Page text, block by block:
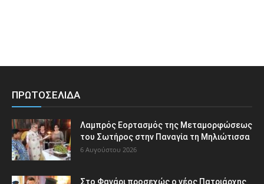
ΠΡΩΤΟΣΕΛΙΔΑ
Λαμπρός Εορτασμός της Μεταμορφώσεως
του Σωτήρος στην Παναγία τη Μηλιώτισσα
6 Αυγούστου 2026
Στο Φανάρι προσεχώς ο νέος Πατριάρχης